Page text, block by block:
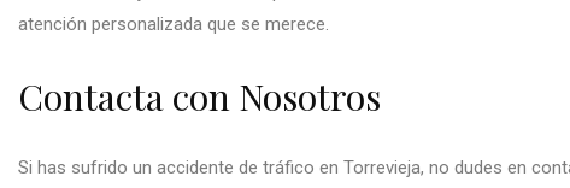
atención personalizada que se merece.
Contacta con Nosotros
Si has sufrido un accidente de tráfico en Torrevieja, no dudes en